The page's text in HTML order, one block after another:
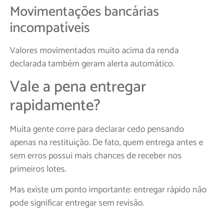
Movimentações bancárias
incompatíveis
Valores movimentados muito acima da renda
declarada também geram alerta automático.
Vale a pena entregar
rapidamente?
Muita gente corre para declarar cedo pensando
apenas na restituição. De fato, quem entrega antes e
sem erros possui mais chances de receber nos
primeiros lotes.
Mas existe um ponto importante: entregar rápido não
pode significar entregar sem revisão.